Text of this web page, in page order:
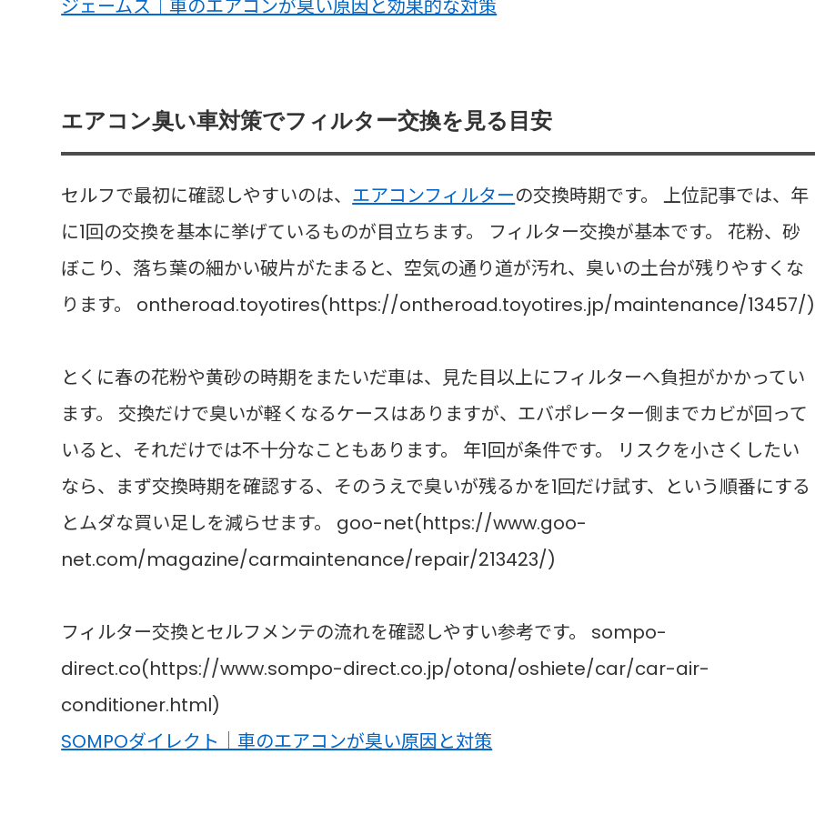
ジェームス｜車のエアコンが臭い原因と効果的な対策
エアコン臭い車対策でフィルター交換を見る目安
セルフで最初に確認しやすいのは、 エアコンフィルターの交換時期です。 上位記事では、年
に1回の交換を基本に挙げているものが目立ちます。 フィルター交換が基本です。 花粉、砂
ぼこり、落ち葉の細かい破片がたまると、空気の通り道が汚れ、臭いの土台が残りやすくな
ります。 ontheroad.toyotires(https://ontheroad.toyotires.jp/maintenance/13457/)
とくに春の花粉や黄砂の時期をまたいだ車は、見た目以上にフィルターへ負担がかかってい
ます。 交換だけで臭いが軽くなるケースはありますが、エバポレーター側までカビが回って
いると、それだけでは不十分なこともあります。 年1回が条件です。 リスクを小さくしたい
なら、まず交換時期を確認する、そのうえで臭いが残るかを1回だけ試す、という順番にする
とムダな買い足しを減らせます。 goo-net(https://www.goo-
net.com/magazine/carmaintenance/repair/213423/)
フィルター交換とセルフメンテの流れを確認しやすい参考です。 sompo-
direct.co(https://www.sompo-direct.co.jp/otona/oshiete/car/car-air-
conditioner.html)
SOMPOダイレクト｜車のエアコンが臭い原因と対策